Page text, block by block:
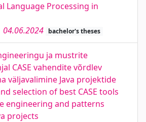
Language Processing in
04.06.2024 bachelor's theses
ja mustrite
CASE vahendite võrdlev
väljavalimine Java projektide
selection of best CASE tools
engineering and patterns
projects